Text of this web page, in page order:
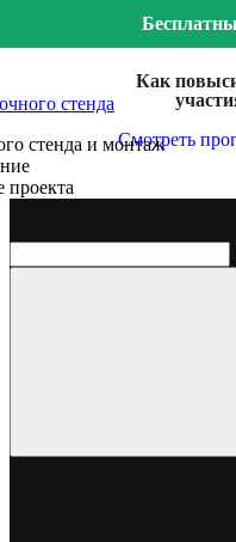
Как
Смотреть
стенда
стенда и монтаж
проекта